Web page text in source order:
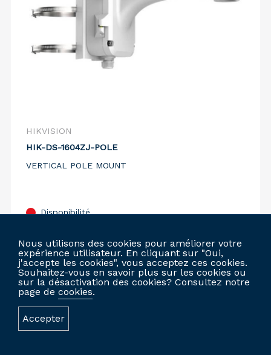
HIKVISION
HIK-DS-1604ZJ-POLE
VERTICAL POLE MOUNT
Disponibilité
Comparer
CONNECTEZ-VOUS POUR COMMANDER
Nous utilisons des cookies pour améliorer votre
expérience utilisateur. En cliquant sur "Oui,
j'accepte les cookies", vous acceptez ces cookies.
Souhaitez-vous en savoir plus sur les cookies ou
sur la désactivation des cookies? Consultez notre
page de cookies.
Accepter
SITE WEB PERSONNALISÉ